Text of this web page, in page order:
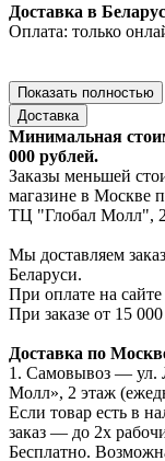
Доставка в
Оплата: только
Показать полностью
Доставка
Минимальная
000 рублей.
Заказы меньшей
магазине в Москве
ТЦ "Глобал Молл", 2
Мы доставляем
Беларуси.
При оплате на сайте
При заказе от 15
Доставка по
1. Самовывоз — ул.
Молл», 2 этаж
Если товар есть в
заказ — до 2х
Бесплатно.